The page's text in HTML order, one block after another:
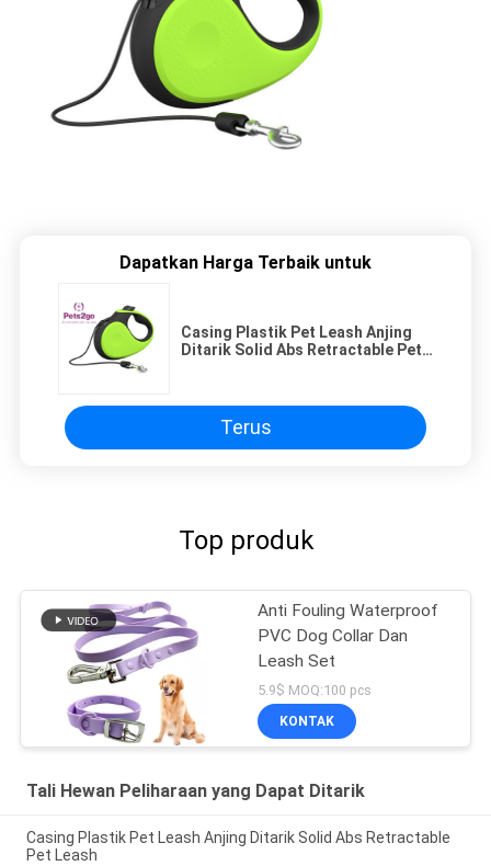
Dapatkan Harga Terbaik untuk
Casing Plastik Pet Leash Anjing
Ditarik Solid Abs Retractable Pet
Terus
Top produk
Anti Fouling Waterproof
PVC Dog Collar Dan
Leash Set
5.9$ MOQ:100 pcs
KONTAK
Tali Hewan Peliharaan yang Dapat Ditarik
Casing Plastik Pet Leash Anjing Ditarik Solid Abs Retractable
Pet Leash